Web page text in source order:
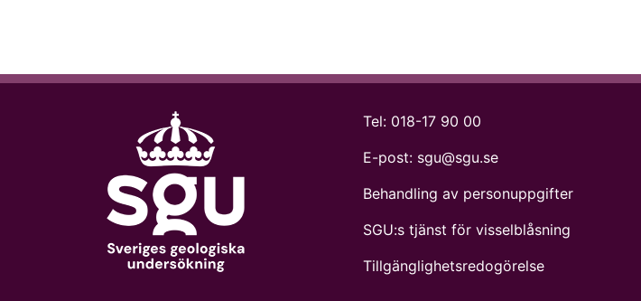
Tel: 018-17 90 00
E-post: sgu@sgu.se
Behandling av personuppgifter
SGU:s tjänst för visselblåsning
Tillgänglighetsredogörelse